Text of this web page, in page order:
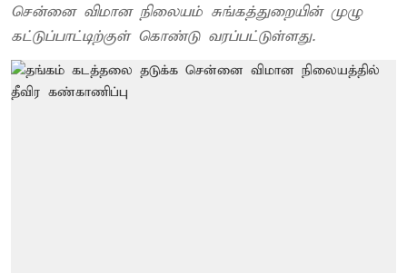
சென்னை விமான நிலையம் சுங்கத்துறையின் முழு
கட்டுப்பாட்டிற்குள் கொண்டு வரப்பட்டுள்ளது.